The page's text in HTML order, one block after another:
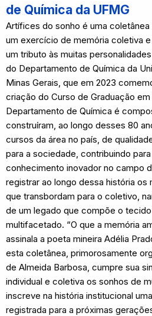
de Química da UFMG
Artífices do sonho é uma
um exercício de memória coletiva
um tributo às muitas
do Departamento de Química da
Minas Gerais, que em 2023
criação do Curso de Graduação
Departamento de Química é
construíram, ao longo desses 80
cursos da área no país, de
para a sociedade, contribuindo
conhecimento inovador no campo
registrar ao longo dessa história os
que transbordam para o coletivo,
de um legado que compõe o
multifacetado. “O que a memória
assinala a poeta mineira Adélia
esta coletânea, primorosamente
de Almeida Barbosa, cumpre sua
individual e coletiva os sonhos de
inscreve na história institucional
registrada para a próximas